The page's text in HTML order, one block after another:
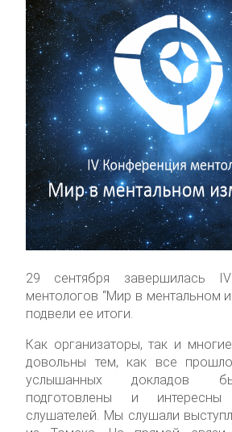
29 сентября завершилась
ментологов “Мир в ментальном
подвели ее итоги.
Как организаторы, так и
довольны тем, как все
услышанных докладов
подготовлены и
слушателей. Мы слушали